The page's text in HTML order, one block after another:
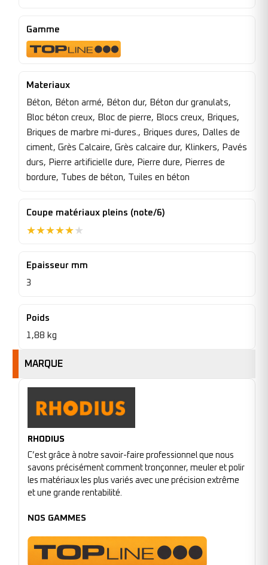
Gamme
Materiaux
Béton, Béton armé, Béton dur, Béton dur granulats,
Bloc béton creux, Bloc de pierre, Blocs creux, Briques,
Briques de marbre mi-dures., Briques dures, Dalles de
ciment, Grès Calcaire, Grès calcaire dur, Klinkers, Pavés
durs, Pierre artificielle dure, Pierre dure, Pierres de
bordure, Tubes de béton, Tuiles en béton
Coupe matériaux pleins (note/6)
★★★★★★
Epaisseur mm
3
Poids
1,88 kg
MARQUE
RHODIUS
C’est grâce à notre savoir-faire professionnel que nous
savons précisément comment tronçonner, meuler et polir
les matériaux les plus variés avec une précision extrême
et une grande rentabilité.
NOS GAMMES